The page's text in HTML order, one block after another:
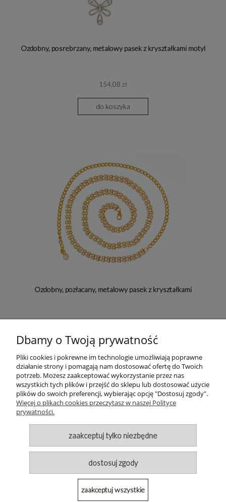
Ozdobny, posrebrzany, metalowy pasek z kryształkami motyl
154,08 zł
do koszyka
Ozdobny, pozłacany, metalowy pasek z kryształkami
do koszyka
Ozdobne paski z kryształkami
POMOC
MOJE KONTO
PŁATNOŚCI I DOSTAWA
Dbamy o Twoją prywatność
Pliki cookies i pokrewne im technologie umożliwiają poprawne
działanie strony i pomagają nam dostosować ofertę do Twoich
potrzeb. Możesz zaakceptować wykorzystanie przez nas
wszystkich tych plików i przejść do sklepu lub dostosować użycie
plików do swoich preferencji, wybierając opcję "Dostosuj zgody".
Więcej o plikach cookies przeczytasz w naszej Polityce
prywatności.
zaakceptuj tylko niezbędne
dostosuj zgody
zaakceptuj wszystkie